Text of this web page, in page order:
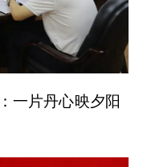
一片丹心映夕阳